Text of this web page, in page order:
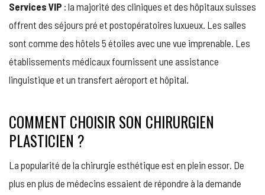
Services VIP : la majorité des cliniques et des hôpitaux suisses
offrent des séjours pré et postopératoires luxueux. Les salles
sont comme des hôtels 5 étoiles avec une vue imprenable. Les
établissements médicaux fournissent une assistance
linguistique et un transfert aéroport et hôpital.
COMMENT CHOISIR SON CHIRURGIEN
PLASTICIEN ?
La popularité de la chirurgie esthétique est en plein essor. De
plus en plus de médecins essaient de répondre à la demande